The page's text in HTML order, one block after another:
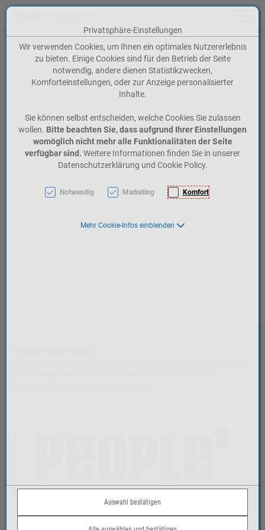
Zum Inhalt springen [AK + 0]
Zum Hauptmenü springen [AK + 1]
Zum Menü: Registrierung bzw. Account springen [AK + 2]
Zum Meta-Menü oben (rechts) springen [AK + 3]
Zum Footer-Menü unten (angedockt an Browserrand) springen [AK + 4]
Zum Widget-Menü rechts springen [AK + 5]
Zu den Inhalten im Fußbereich springen [AK + 6]
Privatsphäre-Einstellungen
Wir verwenden Cookies, um Ihnen ein optimales Nutzererlebnis
zu bieten. Einige Cookies sind für den Betrieb der Seite
notwendig, andere dienen Statistikzwecken,
Komforteinstellungen, oder zur Anzeige personalisierter
Inhalte.
Sie können selbst entscheiden, welche Cookies Sie zulassen
wollen. Bitte beachten Sie, dass aufgrund Ihrer Einstellungen
womöglich nicht mehr alle Funktionalitäten der Seite
verfügbar sind. Weitere Informationen finden Sie in unserer
Datenschutzerklärung und Cookie Policy.
Notwendig Marketing Komfort
Mehr Cookie-Infos einblenden
Auswahl bestätigen